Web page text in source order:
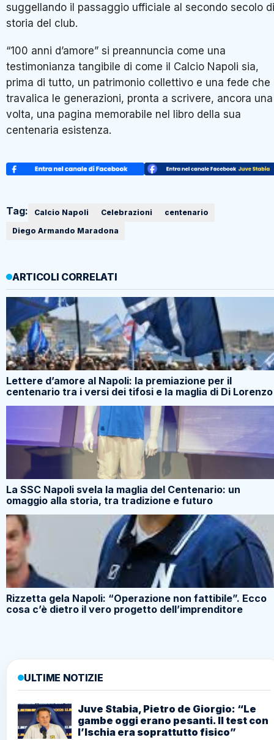
suggellando il passaggio ufficiale al secondo secolo di
storia del club.
“100 anni d’amore” si preannuncia come una
testimonianza tangibile di come il Calcio Napoli sia,
prima di tutto, un patrimonio collettivo e una fede che
travalica le generazioni, pronta a scrivere, ancora una
volta, una pagina memorabile nel libro della sua
centenaria esistenza.
Tag: Calcio Napoli Celebrazioni
centenario
Diego Armando Maradona
ARTICOLI CORRELATI
Lettere d’amore al Napoli: la premiazione per il
centenario tra i versi dei tifosi e la maglia di Di Lorenzo
La SSC Napoli svela la maglia del Centenario: un
omaggio alla storia, tra tradizione e futuro
Rizzetta gela Napoli: “Operazione non fattibile”. Ecco
cosa c’è dietro il vero progetto dell’imprenditore
ULTIME NOTIZIE
Juve Stabia, Pietro de Giorgio: “Le
gambe oggi erano pesanti. Il test con
l’Ischia era soprattutto fisico”